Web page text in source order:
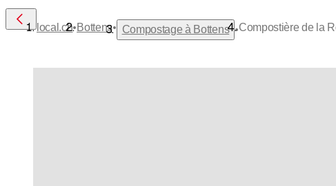
local.ch•Bottens• Compostage à Bottens •Compostière de la